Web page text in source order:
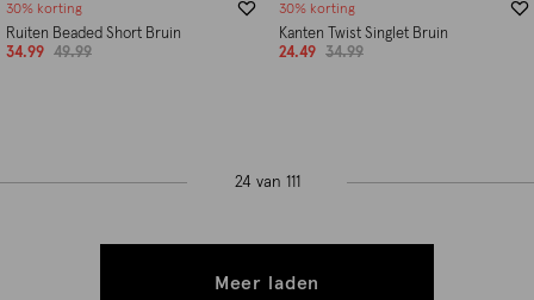
30% korting
Ruiten Beaded Short Bruin
34.99
49.99
30% korting
Kanten Twist Singlet Bruin
24.49
34.99
24 van 111
Meer laden